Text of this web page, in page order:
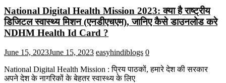
National Digital Health Mission 2023: क्या है राष्ट्रीय
डिजिटल स्वास्थ्य मिशन (एनडीएचएम), जानिए कैसे डाउनलोड करे
NDHM Health Id Card ?
June 15, 2023June 15, 2023 easyhindiblogs 0
National Digital Health Mission : प्रिय पाठकों, हमारे देश की सरकार
अपने देश के नागरिकों के बेहतर स्वास्थ्य के लिए